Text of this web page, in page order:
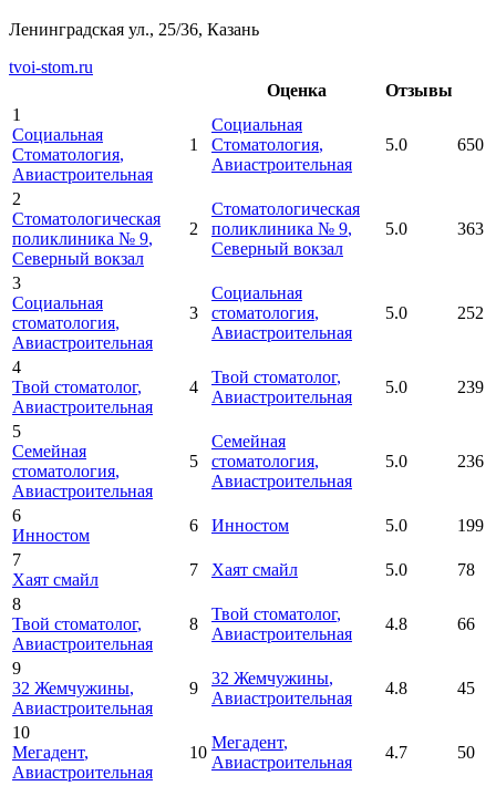
Ленинградская ул., 25/36, Казань
tvoi-stom.ru
Оценка
Отзывы
1
Социальная
Стоматология,
Авиастроительная
1
Социальная
Стоматология,
Авиастроительная
5.0 650
2
Стоматологическая
поликлиника № 9,
Северный вокзал
2
Стоматологическая
поликлиника № 9,
Северный вокзал
5.0 363
3
Социальная
стоматология,
Авиастроительная
3
Социальная
стоматология,
Авиастроительная
5.0 252
4
Твой стоматолог,
Авиастроительная
4
Твой стоматолог,
Авиастроительная
5.0 239
5
Семейная
стоматология,
Авиастроительная
5
Семейная
стоматология,
Авиастроительная
5.0 236
6
Инностом
6 Инностом 5.0
199
7
Хаят смайл
7 Хаят смайл 5.0
78
8
Твой стоматолог,
Авиастроительная
8
Твой стоматолог,
Авиастроительная
4.8 66
9
32 Жемчужины,
Авиастроительная
9
32 Жемчужины,
Авиастроительная
4.8 45
10
Мегадент,
Авиастроительная
10
Мегадент,
Авиастроительная
4.7 50